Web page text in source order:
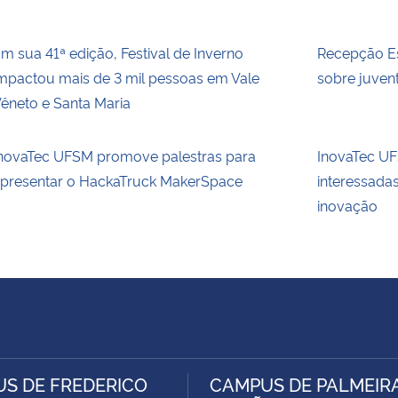
sua 41ª edição, Festival de Inverno
mais de 3 mil pessoas em Vale
e Santa Maria
Recepção
sobre
UFSM promove palestras para
o HackaTruck MakerSpace
InovaTec
inovação
DE FREDERICO
CAMPUS DE